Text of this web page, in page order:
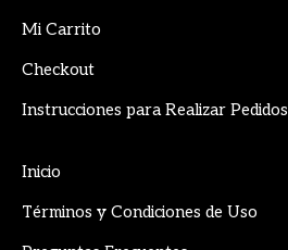
windowwindow
Mi Carrito
Checkout
Instrucciones para Realizar Pedidos
Inicio
Términos y Condiciones de Uso